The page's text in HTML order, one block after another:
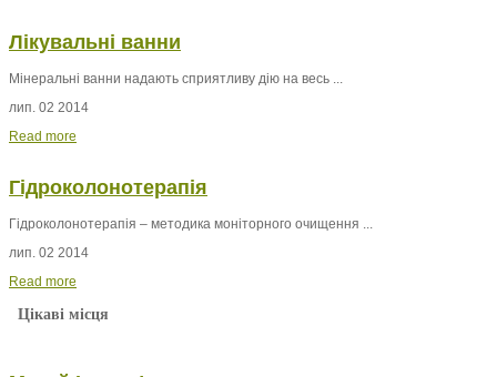
Лікувальні ванни
Мінеральні ванни надають сприятливу дію на весь ...
лип. 02 2014
Read more
Гідроколонотерапія
Гідроколонотерапія – методика моніторного очищення ...
лип. 02 2014
Read more
Цікаві місця